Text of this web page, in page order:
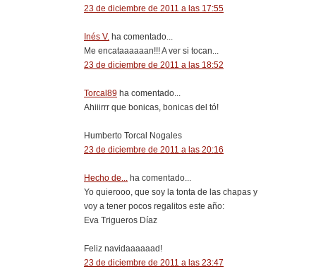
23 de diciembre de 2011 a las 17:55
Inés V. ha comentado...
Me encataaaaaan!!! A ver si tocan...
23 de diciembre de 2011 a las 18:52
Torcal89 ha comentado...
Ahiiirrr que bonicas, bonicas del tó!
Humberto Torcal Nogales
23 de diciembre de 2011 a las 20:16
Hecho de... ha comentado...
Yo quierooo, que soy la tonta de las chapas y
voy a tener pocos regalitos este año:
Eva Trigueros Díaz
Feliz navidaaaaaad!
23 de diciembre de 2011 a las 23:47